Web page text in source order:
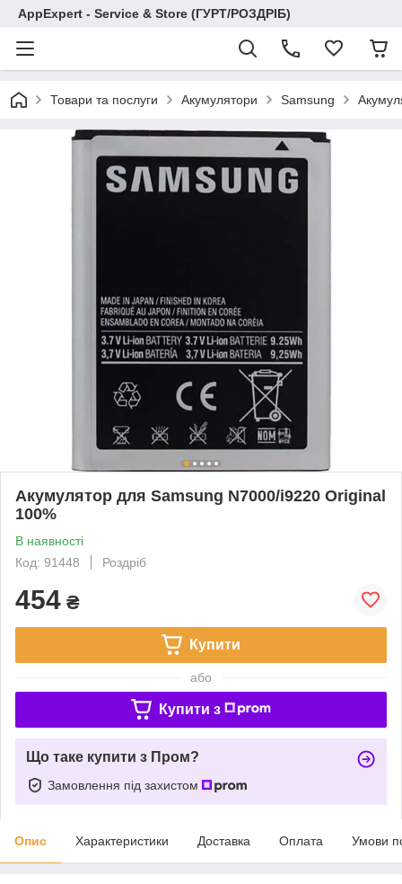
AppExpert - Service & Store (ГУРТ/РОЗДРІБ)
Товари та послуги Акумулятори Samsung
Акумулятор для Samsung N7000/i9220 Original
100%
В наявності
Код: 91448
Роздріб
454 ₴
Купити
або
Купити з
Що таке купити з Пром?
Замовлення під захистом
Опис Характеристики Доставка Оплата Умови